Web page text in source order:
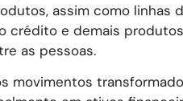
assim como
crédito e demais
as pessoas.
movimentos